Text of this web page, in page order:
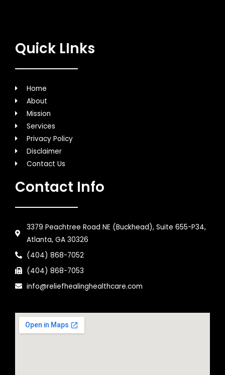
Quick LInks
Home
About
Mission
Services
Privacy Policy
Disclaimer
Contact Us
Contact Info
3379 Peachtree Road NE (Buckhead), Suite 655-P34,
Atlanta, GA 30326
(404) 868-7052
(404) 868-7053
info@reliefhealinghealthcare.com